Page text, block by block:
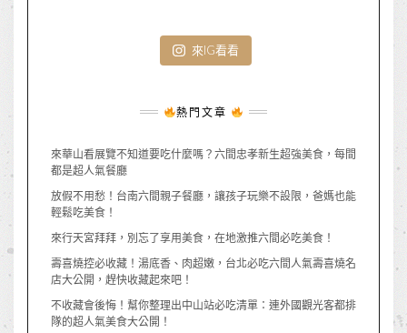
來IG看看
熱門文章
來華山看展覽不知道要吃什麼嗎？六間忠孝新生超強美食，每間
都是超人氣餐廳
放假不用愁！台南六間親子餐廳，讓孩子玩樂不設限，爸媽也能
輕鬆吃美食！
來行天宮拜拜，別忘了享用美食，在地激推六間必吃美食！
壽喜燒控必收藏！湯底香、肉超嫩，台北必吃六間人氣壽喜燒名
店大公開，趕快收藏起來吧！
不收藏會後悔！幫你整理出中山站必吃清單：連外國觀光客都排
隊的超人氣美食大公開！